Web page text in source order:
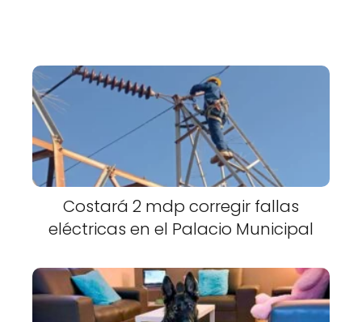
Costará 2 mdp corregir fallas
eléctricas en el Palacio Municipal